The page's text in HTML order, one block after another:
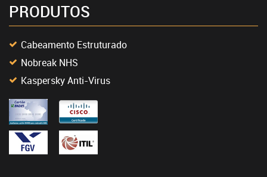
PRODUTOS
Cabeamento Estruturado
Nobreak NHS
Kaspersky Anti-Virus